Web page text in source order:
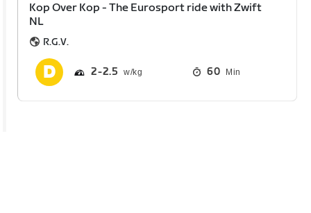
Kop Over Kop - The Eurosport ride with Zwift
NL
R.G.V.
2 2.5 60 Min